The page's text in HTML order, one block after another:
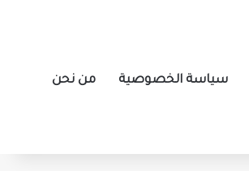
سياسة الخصوصية من نحن